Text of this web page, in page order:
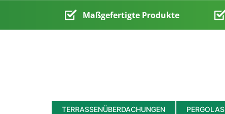
Maßgefertigte Produkte
TERRASSENÜBERDACHUNGEN PERGOLAS